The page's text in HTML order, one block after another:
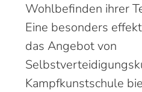
Wohlbefinden ihrer
Eine besonders
das Angebot von
Kampfkunstschule